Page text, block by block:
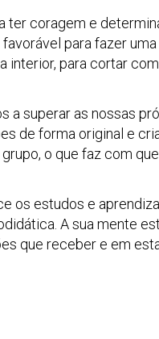
ter coragem e
para fazer
interior, para cortar
a superar as nossas
de forma original e
o que faz com
os estudos e
A sua mente
que receber e em